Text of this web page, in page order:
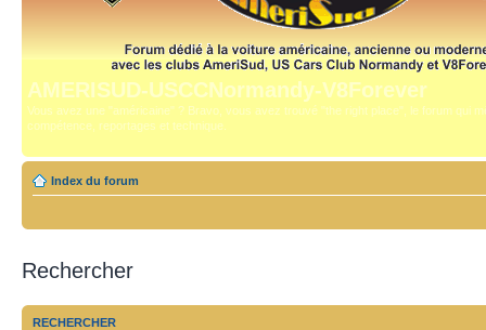
AMERISUD-USCCNormandy-V8Forever
Vous avez une "américaine" ? Bravo, vous avez trouvé "the right place", le forum qui
compétence, reportages et technique.
Index du forum
Rechercher
RECHERCHER